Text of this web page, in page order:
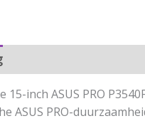
15-inch ASUS PRO
ASUS PRO-